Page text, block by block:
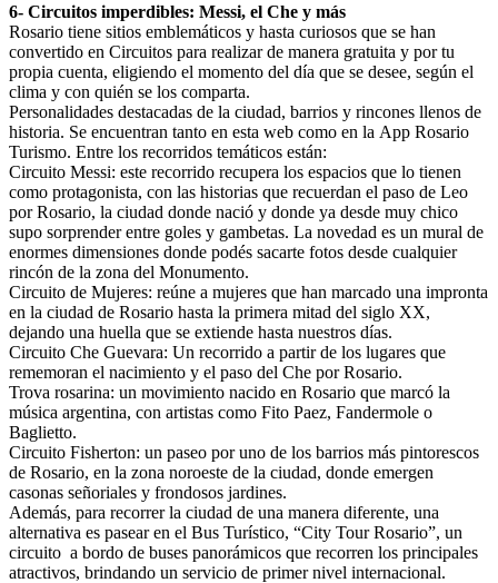
6- Circuitos imperdibles: Messi, el Che y más
Rosario tiene sitios emblemáticos y hasta curiosos que se han
convertido en Circuitos para realizar de manera gratuita y por tu
propia cuenta, eligiendo el momento del día que se desee, según el
clima y con quién se los comparta.
Personalidades destacadas de la ciudad, barrios y rincones llenos de
historia. Se encuentran tanto en esta web como en la App Rosario
Turismo. Entre los recorridos temáticos están:
Circuito Messi: este recorrido recupera los espacios que lo tienen
como protagonista, con las historias que recuerdan el paso de Leo
por Rosario, la ciudad donde nació y donde ya desde muy chico
supo sorprender entre goles y gambetas. La novedad es un mural de
enormes dimensiones donde podés sacarte fotos desde cualquier
rincón de la zona del Monumento.
Circuito de Mujeres: reúne a mujeres que han marcado una impronta
en la ciudad de Rosario hasta la primera mitad del siglo XX,
dejando una huella que se extiende hasta nuestros días.
Circuito Che Guevara: Un recorrido a partir de los lugares que
rememoran el nacimiento y el paso del Che por Rosario.
Trova rosarina: un movimiento nacido en Rosario que marcó la
música argentina, con artistas como Fito Paez, Fandermole o
Baglietto.
Circuito Fisherton: un paseo por uno de los barrios más pintorescos
de Rosario, en la zona noroeste de la ciudad, donde emergen
casonas señoriales y frondosos jardines.
Además, para recorrer la ciudad de una manera diferente, una
alternativa es pasear en el Bus Turístico, “City Tour Rosario”, un
circuito a bordo de buses panorámicos que recorren los principales
atractivos, brindando un servicio de primer nivel internacional.